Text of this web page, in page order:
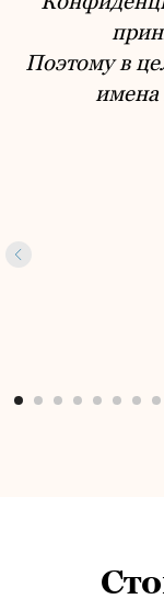
Поэтому в
имена